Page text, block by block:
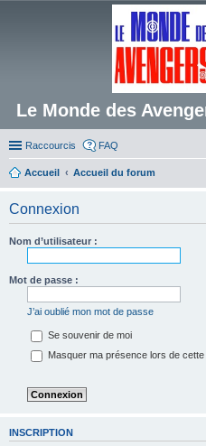
Le Monde des
Raccourcis FAQ
Accueil
Accueil du forum
Connexion
Nom d’utilisateur :
Mot de passe :
J’ai oublié mon mot de passe
Se souvenir de moi
Masquer ma présence lors de
INSCRIPTION